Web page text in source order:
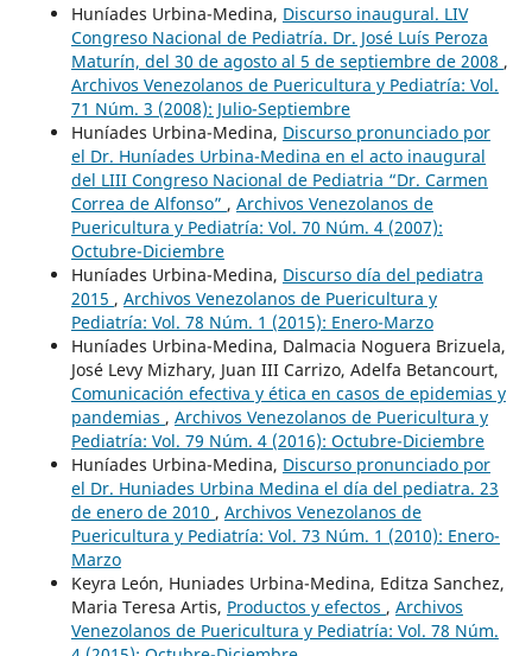
Huníades Urbina-Medina, Discurso inaugural. LIV
Congreso Nacional de Pediatría. Dr. José Luís Peroza
Maturín, del 30 de agosto al 5 de septiembre de 2008 ,
Archivos Venezolanos de Puericultura y Pediatría: Vol.
71 Núm. 3 (2008): Julio-Septiembre
Huníades Urbina-Medina, Discurso pronunciado por
el Dr. Huníades Urbina-Medina en el acto inaugural
del LIII Congreso Nacional de Pediatria “Dr. Carmen
Correa de Alfonso” , Archivos Venezolanos de
Puericultura y Pediatría: Vol. 70 Núm. 4 (2007):
Octubre-Diciembre
Huníades Urbina-Medina, Discurso día del pediatra
2015 , Archivos Venezolanos de Puericultura y
Pediatría: Vol. 78 Núm. 1 (2015): Enero-Marzo
Huníades Urbina-Medina, Dalmacia Noguera Brizuela,
José Levy Mizhary, Juan III Carrizo, Adelfa Betancourt,
Comunicación efectiva y ética en casos de epidemias y
pandemias , Archivos Venezolanos de Puericultura y
Pediatría: Vol. 79 Núm. 4 (2016): Octubre-Diciembre
Huníades Urbina-Medina, Discurso pronunciado por
el Dr. Huniades Urbina Medina el día del pediatra. 23
de enero de 2010 , Archivos Venezolanos de
Puericultura y Pediatría: Vol. 73 Núm. 1 (2010): Enero-
Marzo
Keyra León, Huniades Urbina-Medina, Editza Sanchez,
Maria Teresa Artis, Productos y efectos , Archivos
Venezolanos de Puericultura y Pediatría: Vol. 78 Núm.